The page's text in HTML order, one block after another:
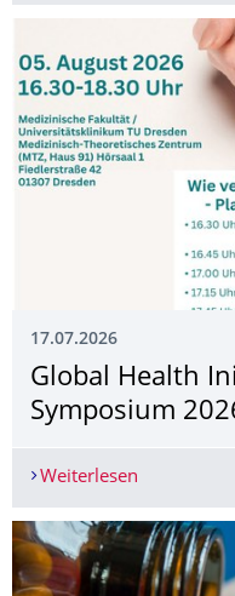
17.07.2026
Global Health
Symposium
Weiterlesen